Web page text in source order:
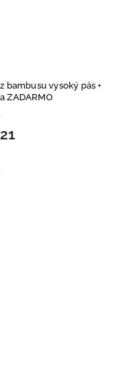
bambusu vysoký pás+
ZADARMO